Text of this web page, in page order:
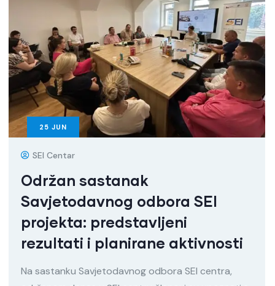
25 JUN
SEI Centar
Održan sastanak
Savjetodavnog odbora SEI
projekta: predstavljeni
rezultati i planirane aktivnosti
Na sastanku Savjetodavnog odbora SEI centra,